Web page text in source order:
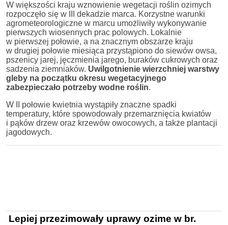
W większości kraju wznowienie wegetacji roślin ozimych
rozpoczęło się w III dekadzie marca. Korzystne warunki
agrometeorologiczne w marcu umożliwiły wykonywanie
pierwszych wiosennych prac polowych. Lokalnie
w pierwszej połowie, a na znacznym obszarze kraju
w drugiej połowie miesiąca przystąpiono do siewów owsa,
pszenicy jarej, jęczmienia jarego, buraków cukrowych oraz
sadzenia ziemniaków. Uwilgotnienie wierzchniej warstwy
gleby na początku okresu wegetacyjnego
zabezpieczało potrzeby wodne roślin.
W II połowie kwietnia wystąpiły znaczne spadki
temperatury, które spowodowały przemarznięcia kwiatów
i pąków drzew oraz krzewów owocowych, a także plantacji
jagodowych.
Lepiej przezimowały uprawy ozime w br.